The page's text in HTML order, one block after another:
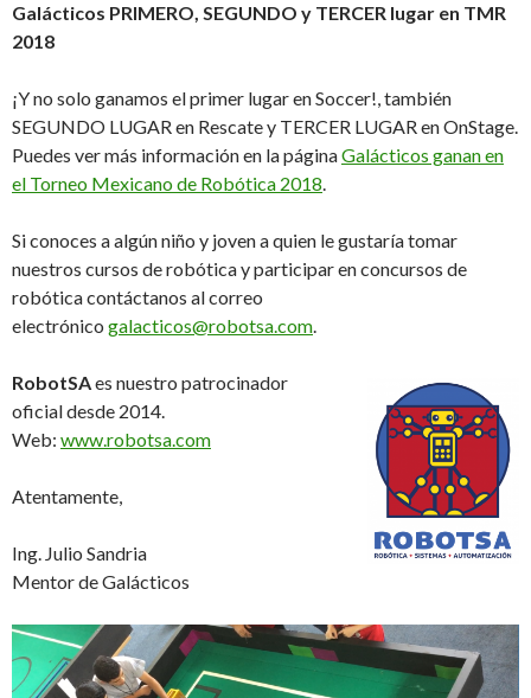
Galácticos PRIMERO, SEGUNDO y TERCER lugar en TMR
2018
¡Y no solo ganamos el primer lugar en Soccer!, también
SEGUNDO LUGAR en Rescate y TERCER LUGAR en OnStage.
Puedes ver más información en la páginaGalácticos ganan en
el Torneo Mexicano de Robótica 2018.
Si conoces a algún niño y joven a quien le gustaría tomar
nuestros cursos de robótica y participar en concursos de
robótica contáctanos al correo
electrónico galacticos@robotsa.com.
RobotSAes nuestro patrocinador
oficial desde 2014.
Web: www.robotsa.com
Atentamente,
Ing. Julio Sandria
Mentor de Galácticos